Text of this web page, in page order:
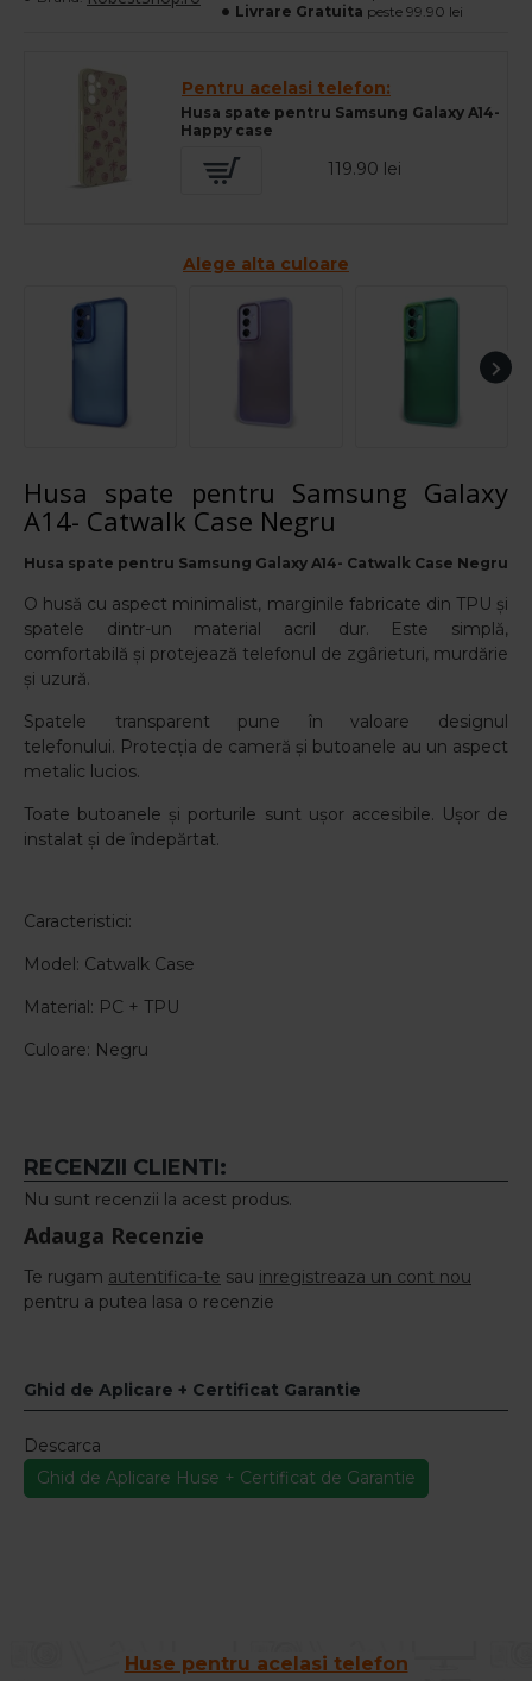
Livrare Gratuita peste 99.90 lei
Pentru acelasi telefon:
Husa spate pentru Samsung Galaxy A14-
Happy case
119.90 lei
Alege alta culoare
Husa spate pentru Samsung Galaxy
A14- Catwalk Case Negru
Husa spate pentru Samsung Galaxy A14- Catwalk Case Negru
O husă cu aspect minimalist, marginile fabricate din TPU și
spatele dintr-un material acril dur. Este simplă,
comfortabilă și protejează telefonul de zgârieturi, murdărie
și uzură.
Spatele transparent pune în valoare designul
telefonului. Protecția de cameră și butoanele au un aspect
metalic lucios.
Toate butoanele și porturile sunt ușor accesibile. Ușor de
instalat și de îndepărtat.
Caracteristici:
Model: Catwalk Case
Material: PC + TPU
Culoare: Negru
RECENZII CLIENTI:
Nu sunt recenzii la acest produs.
Adauga Recenzie
Te rugam autentifica-te sau inregistreaza un cont nou
pentru a putea lasa o recenzie
Ghid de Aplicare + Certificat Garantie
Descarca
Ghid de Aplicare Huse + Certificat de Garantie
Huse pentru acelasi telefon